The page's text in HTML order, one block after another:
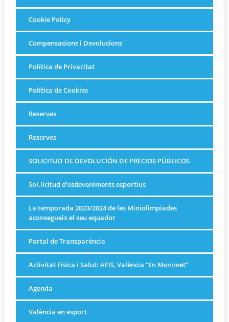
Cookie Policy
Compensacions i Devolucions
Política de Privacitat
Política de Cookies
Reserves
Reserves
SOLICITUD DE DEVOLUCIÓN DE PRECIOS PÚBLICOS
Sol.licitud d’esdeveniments esportius
La temporada 2023/2024 de les Miniolimpiades
aconsegueix el seu equador
Portal de Transparència
Activitat Física i Salut: AFIS, València “En Movimet”
Agenda
València en esport